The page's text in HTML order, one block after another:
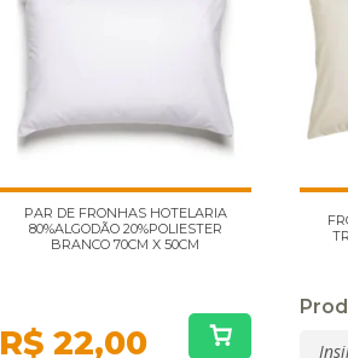
PAR DE FRONHAS HOTELARIA
80%ALGODÃO 20%POLIESTER
BRANCO 70CM X 50CM
R$ 22,00